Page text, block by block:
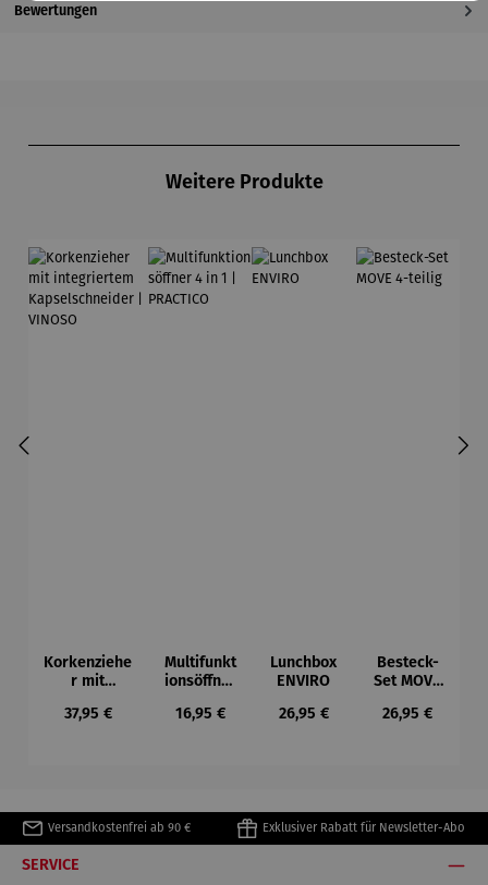
Bewertungen
Weitere Produkte
Korkenziehe
r mit
Kapselschne
Regulärer Preis:
37,95 €
Multifunkt
ionsöffner
PRACTICO
Regulärer Preis:
16,95 €
Lunchbox
ENVIRO
Regulärer Preis:
26,95 €
Besteck-
Set MOVE
Regulärer
26,95 €
Versandkostenfrei ab 90 € Exklusiver Rabatt für Newsletter-Abo
SERVICE